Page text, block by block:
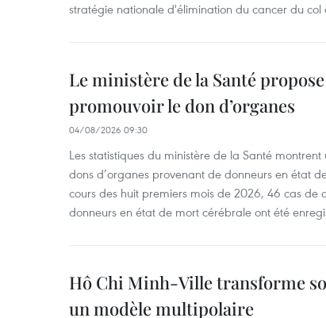
stratégie nationale d'élimination du cancer du col
Le ministère de la Santé
promouvoir le don d’organes
04/08/2026 09:30
Les statistiques du ministère de la Santé
dons d’organes provenant de donneurs en état
cours des huit premiers mois de 2026, 46 cas de
donneurs en état de mort cérébrale ont été
Hô Chi Minh-Ville transforme
un modèle multipolaire